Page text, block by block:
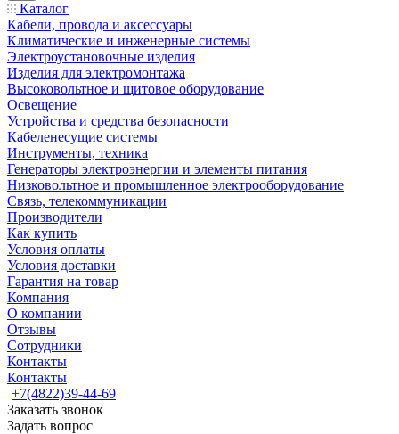
Каталог
Кабели, провода и аксессуары
Климатические и инженерные системы
Электроустановочные изделия
Изделия для электромонтажа
Высоковольтное и щитовое оборудование
Освещение
Устройства и средства безопасности
Кабеленесущие системы
Инструменты, техника
Генераторы электроэнергии и элементы питания
Низковольтное и промышленное электрооборудование
Связь, телекоммуникации
Производители
Как купить
Условия оплаты
Условия доставки
Гарантия на товар
Компания
О компании
Отзывы
Сотрудники
Контакты
Контакты
+7(4822)39-44-69
Заказать звонок
Задать вопрос